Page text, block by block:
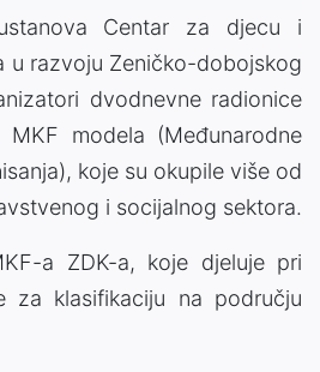
Centar za djecu i
u razvoju Zeničko-dobojskog
dvodnevne radionice
MKF modela (Međunarodne
koje su okupile više od
i socijalnog sektora.
a ZDK-a, koje djeluje pri
za klasifikaciju na području